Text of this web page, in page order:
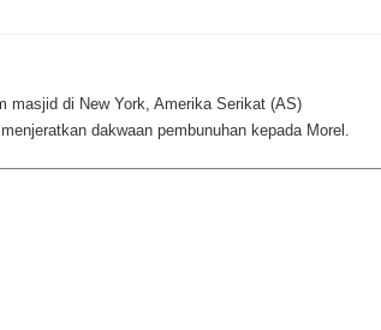
masjid di New York, Amerika Serikat (AS)
dakwaan pembunuhan kepada Morel.